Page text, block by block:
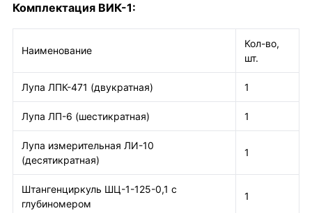
Комплектация ВИК-1:
Наименование
Кол-во,
шт.
Лупа ЛПК-471 (двукратная) 1
Лупа ЛП-6 (шестикратная) 1
Лупа измерительная ЛИ-10
(десятикратная)
1
Штангенциркуль ШЦ-1-125-0,1 с
глубиномером
1